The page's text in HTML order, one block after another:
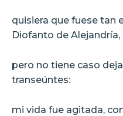
quisiera que fuese tan
Diofanto de Alejandría,
pero no tiene caso
transeúntes:
mi vida fue agitada,